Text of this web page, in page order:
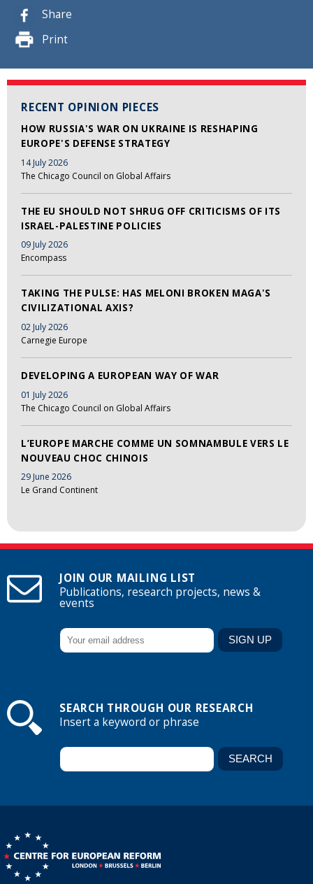
Share
Print
RECENT OPINION PIECES
HOW RUSSIA'S WAR ON UKRAINE IS RESHAPING
EUROPE'S DEFENSE STRATEGY
14 July 2026
The Chicago Council on Global Affairs
THE EU SHOULD NOT SHRUG OFF CRITICISMS OF ITS
ISRAEL-PALESTINE POLICIES
09 July 2026
Encompass
TAKING THE PULSE: HAS MELONI BROKEN MAGA'S
CIVILIZATIONAL AXIS?
02 July 2026
Carnegie Europe
DEVELOPING A EUROPEAN WAY OF WAR
01 July 2026
The Chicago Council on Global Affairs
L’EUROPE MARCHE COMME UN SOMNAMBULE VERS LE
NOUVEAU CHOC CHINOIS
29 June 2026
Le Grand Continent
JOIN OUR MAILING LIST
Publications, research projects, news &
events
SEARCH THROUGH OUR RESEARCH
Insert a keyword or phrase